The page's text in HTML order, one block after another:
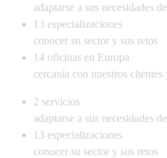
adaptarse a sus necesidades
13 especializaciones
conocer su sector y sus retos
14 oficinas en Europa
cercanía con nuestros clientes
2 servicios
adaptarse a sus necesidades
13 especializaciones
conocer su sector y sus retos